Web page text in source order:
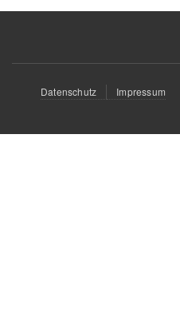
Fußbereichsmenü
Datenschutz Impressum